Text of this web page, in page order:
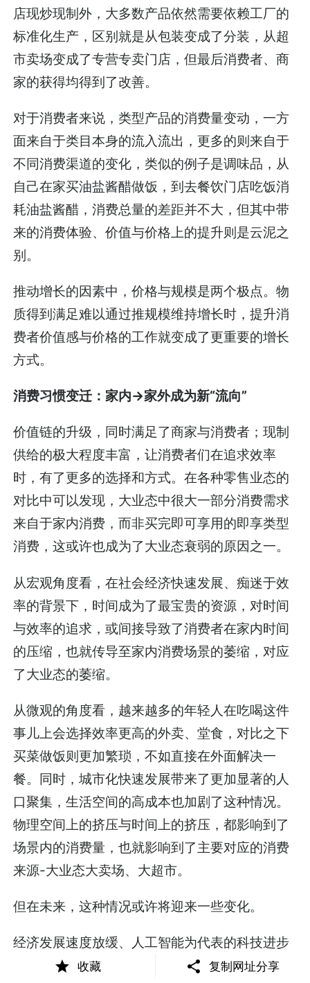
店现炒现制外，大多数产品依然需要依赖工厂的
标准化生产，区别就是从包装变成了分装，从超
市卖场变成了专营专卖门店，但最后消费者、商
家的获得均得到了改善。
对于消费者来说，类型产品的消费量变动，一方
面来自于类目本身的流入流出，更多的则来自于
不同消费渠道的变化，类似的例子是调味品，从
自己在家买油盐酱醋做饭，到去餐饮门店吃饭消
耗油盐酱醋，消费总量的差距并不大，但其中带
来的消费体验、价值与价格上的提升则是云泥之
别。
推动增长的因素中，价格与规模是两个极点。物
质得到满足难以通过推规模维持增长时，提升消
费者价值感与价格的工作就变成了更重要的增长
方式。
消费习惯变迁：家内→家外成为新“流向”
价值链的升级，同时满足了商家与消费者；现制
供给的极大程度丰富，让消费者们在追求效率
时，有了更多的选择和方式。在各种零售业态的
对比中可以发现，大业态中很大一部分消费需求
来自于家内消费，而非买完即可享用的即享类型
消费，这或许也成为了大业态衰弱的原因之一。
从宏观角度看，在社会经济快速发展、痴迷于效
率的背景下，时间成为了最宝贵的资源，对时间
与效率的追求，或间接导致了消费者在家内时间
的压缩，也就传导至家内消费场景的萎缩，对应
了大业态的萎缩。
从微观的角度看，越来越多的年轻人在吃喝这件
事儿上会选择效率更高的外卖、堂食，对比之下
买菜做饭则更加繁琐，不如直接在外面解决一
餐。同时，城市化快速发展带来了更加显著的人
口聚集，生活空间的高成本也加剧了这种情况。
物理空间上的挤压与时间上的挤压，都影响到了
场景内的消费量，也就影响到了主要对应的消费
来源-大业态大卖场、大超市。
但在未来，这种情况或许将迎来一些变化。
经济发展速度放缓、人工智能为代表的科技进步
与效率的提升，正在逐步解放人们的劳动时间。
收藏 复制网址分享